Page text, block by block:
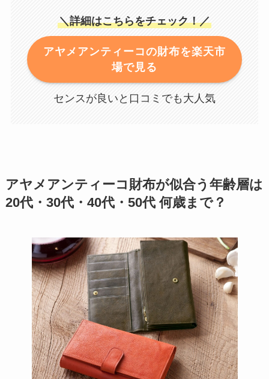
＼詳細はこちらをチェック！／
アヤメアンティーコの財布を楽天市
場で見る
センスが良いと口コミでも大人気
アヤメアンティーコ財布が似合う年齢層は
20代・30代・40代・50代 何歳まで？